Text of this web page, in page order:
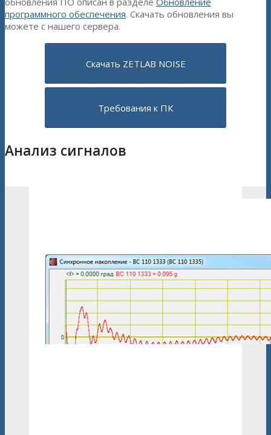
программного обеспечения. Скачать обновления вы
можете с нашего сервера.
Скачать ZETLAB NOISE
Требования к ПК
Анализ сигналов